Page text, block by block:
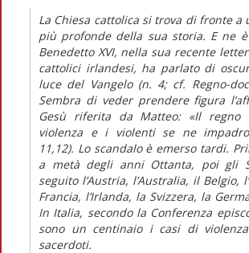
La Chiesa cattolica si trova di fronte a
più profonde della sua storia. E ne è
Benedetto XVI, nella sua recente
cattolici irlandesi, ha parlato di
luce del Vangelo (n. 4; cf. Regno-
Sembra di veder prendere figura
Gesù riferita da Matteo: «Il regno
violenza e i violenti se ne
11,12). Lo scandalo è emerso tardi.
a metà degli anni Ottanta, poi gli
seguito l’Austria, l’Australia, il Belgio,
Francia, l’Irlanda, la Svizzera, la
In Italia, secondo la Conferenza
sono un centinaio i casi di
sacerdoti.